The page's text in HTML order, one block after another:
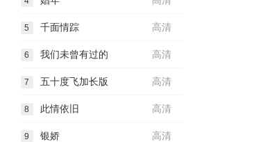
高清
5 千面情踪
高清
6 我们未曾有过的
高清
7 五十度飞加长版
高清
8 此情依旧
高清
9 银娇